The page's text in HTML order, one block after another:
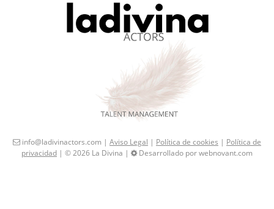
info@ladivinactors.com | Aviso Legal | Política de cookies | Política de
privacidad | © 2026 La Divina | Desarrollado por webnovant.com